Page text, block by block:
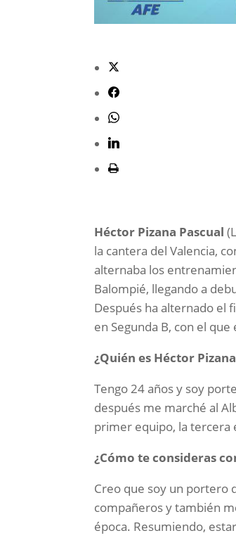
Héctor Pizana Pascual
la cantera del Valencia,
alternaba los
Balompié, llegando a
Después ha alternado el
en Segunda B, con el
¿Quién es Héctor
Tengo 24 años y soy
después me marché al
primer equipo, la tercera
¿Cómo te consideras
Creo que soy un portero
compañeros y también
época. Resumiendo,